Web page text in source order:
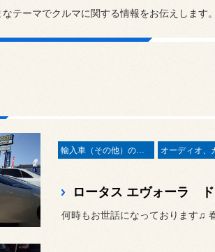
テーマでクルマに関する情報をお伝えします。
輸入車（その他）の作業
何時もお世話になっております♫